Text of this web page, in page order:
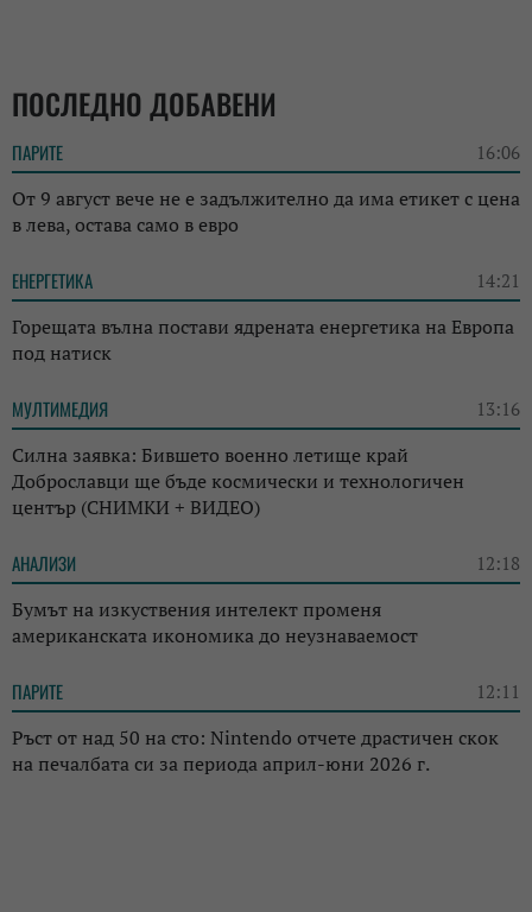
ПОСЛЕДНО ДОБАВЕНИ
ПАРИТЕ 16:06
От 9 август вече не е задължително да има етикет с цена
в лева, остава само в евро
ЕНЕРГЕТИКА 14:21
Горещата вълна постави ядрената енергетика на Европа
под натиск
МУЛТИМЕДИЯ 13:16
Силна заявка: Бившето военно летище край
Доброславци ще бъде космически и технологичен
център (СНИМКИ + ВИДЕО)
АНАЛИЗИ 12:18
Бумът на изкуствения интелект променя
американската икономика до неузнаваемост
ПАРИТЕ 12:11
Ръст от над 50 на сто: Nintendo отчете драстичен скок
на печалбата си за периода април-юни 2026 г.